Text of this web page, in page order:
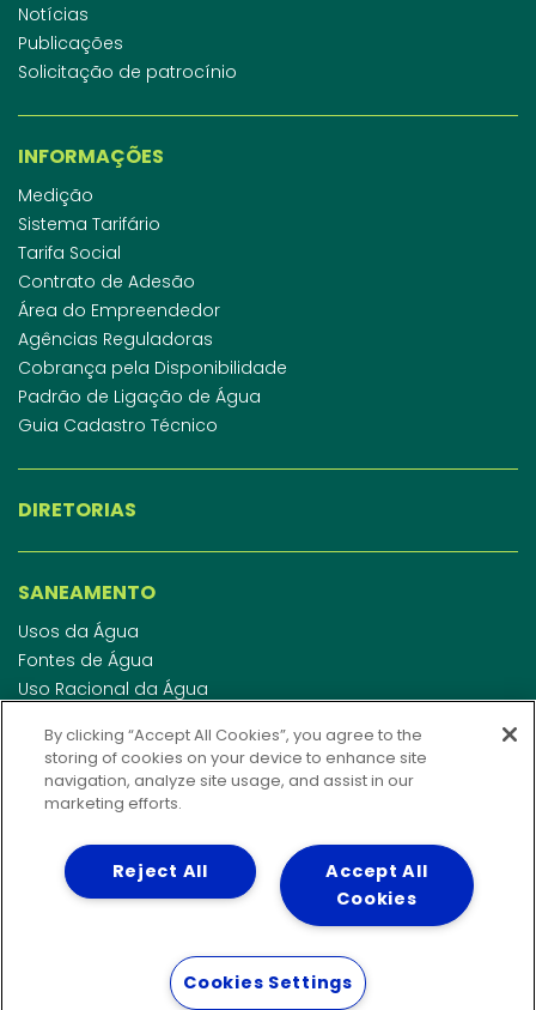
Notícias
Publicações
Solicitação de patrocínio
INFORMAÇÕES
Medição
Sistema Tarifário
Tarifa Social
Contrato de Adesão
Área do Empreendedor
Agências Reguladoras
Cobrança pela Disponibilidade
Padrão de Ligação de Água
Guia Cadastro Técnico
DIRETORIAS
SANEAMENTO
Usos da Água
Fontes de Água
Uso Racional da Água
Esgotamento Sanitário
Regulamento de Água e Esgoto
Indicadores de qualidade da água
INVESTIDORES
By clicking “Accept All Cookies”, you agree to the
storing of cookies on your device to enhance site
navigation, analyze site usage, and assist in our
marketing efforts.
Accept All
Cookies
Reject All
Cookies Settings